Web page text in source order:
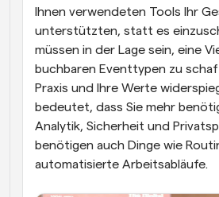
Ihnen verwendeten Tools Ihr
unterstützten, statt es
müssen in der Lage sein, eine
buchbaren Eventtypen zu
Praxis und Ihre Werte
bedeutet, dass Sie mehr
Analytik, Sicherheit und
benötigen auch Dinge wie
automatisierte Arbeitsabläufe.